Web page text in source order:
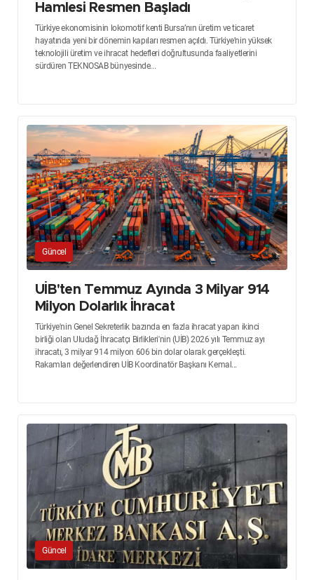
Hamlesi Resmen Başladı
Türkiye ekonomisinin lokomotif kenti Bursa’nın üretim ve ticaret
hayatında yeni bir dönemin kapıları resmen açıldı. Türkiye’nin yüksek
teknolojili üretim ve ihracat hedefleri doğrultusunda faaliyetlerini
sürdüren TEKNOSAB bünyesinde...
Güncel
UİB'ten Temmuz Ayında 3 Milyar 914
Milyon Dolarlık İhracat
Türkiye'nin Genel Sekreterlik bazında en fazla ihracat yapan ikinci
birliği olan Uludağ İhracatçı Birlikleri'nin (UİB) 2026 yılı Temmuz ayı
ihracatı, 3 milyar 914 milyon 606 bin dolar olarak gerçekleşti.
Rakamları değerlendiren UİB Koordinatör Başkanı Kemal...
Güncel